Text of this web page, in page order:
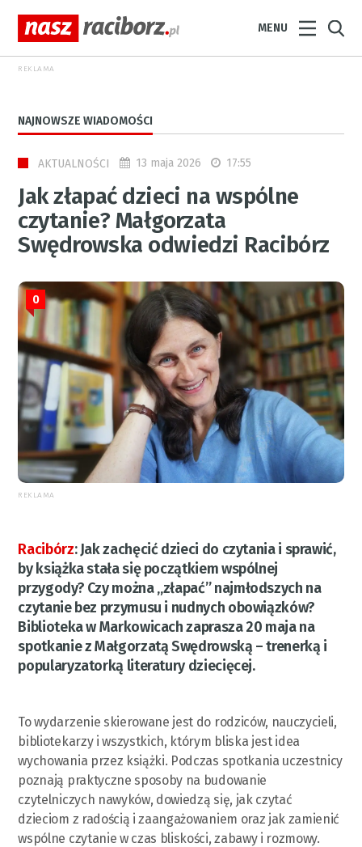
MENU
REKLAMA
NAJNOWSZE WIADOMOŚCI
AKTUALNOŚCI 13 maja 2026 17:55
Jak złapać dzieci na wspólne
czytanie? Małgorzata
Swędrowska odwiedzi Racibórz
0
REKLAMA
Racibórz:Jak zachęcić dzieci do czytania i sprawić,
by książka stała się początkiem wspólnej
przygody? Czy można „złapać” najmłodszych na
czytanie bez przymusu i nudnych obowiązków?
Biblioteka w Markowicach zaprasza 20 maja na
spotkanie z Małgorzatą Swędrowską – trenerką i
popularyzatorką literatury dziecięcej.
To wydarzenie skierowane jest do rodziców, nauczycieli,
bibliotekarzy i wszystkich, którym bliska jest idea
wychowania przez książki. Podczas spotkania uczestnicy
poznają praktyczne sposoby na budowanie
czytelniczych nawyków, dowiedzą się, jak czytać
dzieciom z radością i zaangażowaniem oraz jak zamienić
wspólne czytanie w czas bliskości, zabawy i rozmowy.